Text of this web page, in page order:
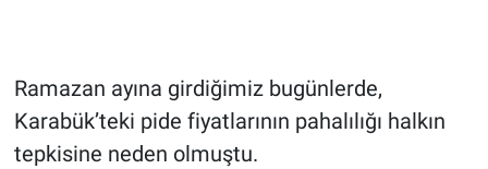
Ramazan ayına girdiğimiz bugünlerde,
Karabük’teki pide fiyatlarının pahalılığı halkın
tepkisine neden olmuştu.